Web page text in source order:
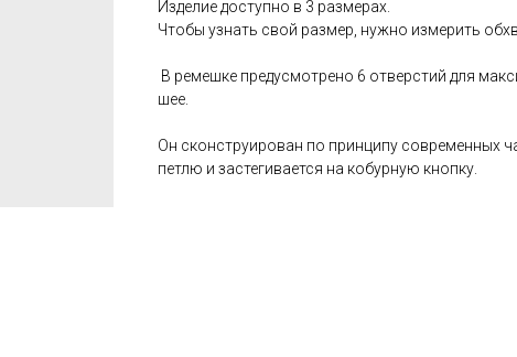
Изделие доступно в 3 размерах.
Чтобы узнать свой размер, нужно измерить
В ремешке предусмотрено 6 отверстий для
шее.
Он сконструирован по принципу современных
петлю и застегивается на кобурную кнопку.